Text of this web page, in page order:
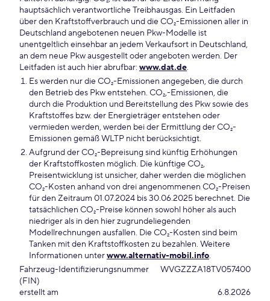
hauptsächlich verantwortliche Treibhausgas. Ein Leitfaden
über den Kraftstoffverbrauch und die CO₂-Emissionen aller in
Deutschland angebotenen neuen Pkw-Modelle ist
unentgeltlich einsehbar an jedem Verkaufsort in Deutschland,
an dem neue Pkw ausgestellt oder angeboten werden. Der
Leitfaden ist auch hier abrufbar: www.dat.de.
Es werden nur die CO₂-Emissionen angegeben, die durch
den Betrieb des Pkw entstehen. CO₂,-Emissionen, die
durch die Produktion und Bereitstellung des Pkw sowie des
Kraftstoffes bzw. der Energieträger entstehen oder
vermieden werden, werden bei der Ermittlung der CO₂-
Emissionen gemäß WLTP nicht berücksichtigt.
Aufgrund der CO₂-Bepreisung sind künftig Erhöhungen
der Kraftstoffkosten möglich. Die künftige CO₂,
Preisentwicklung ist unsicher, daher werden die möglichen
CO₂-Kosten anhand von drei angenommenen CO₂-Preisen
für den Zeitraum 01.07.2024 bis 30.06.2025 berechnet. Die
tatsächlichen CO₂-Preise können sowohl höher als auch
niedriger als in den hier zugrundeliegenden
Modellrechnungen ausfallen. Die CO₂-Kosten sind beim
Tanken mit den Kraftstoffkosten zu bezahlen. Weitere
Informationen unterwww.alternativ-mobil.info.
Fahrzeug-Identifizierungsnummer
(FIN)
WVGZZZA18TV057400
erstellt am 6.8.2026